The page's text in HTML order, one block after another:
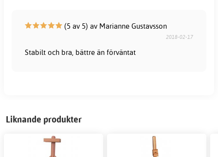
(5 av 5) av Marianne Gustavsson
2018-02-17
Stabilt och bra, bättre än förväntat
Liknande produkter